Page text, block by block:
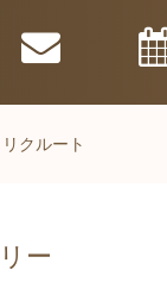
リクルート
ー